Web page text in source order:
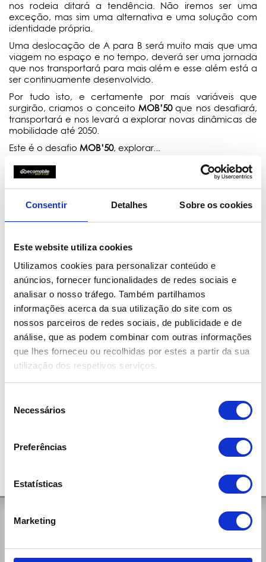
Consentir Detalhes Sobre os cookies
Este website utiliza cookies
Utilizamos cookies para personalizar conteúdo e
anúncios, fornecer funcionalidades de redes sociais e
analisar o nosso tráfego. Também partilhamos
informações acerca da sua utilização do site com os
nossos parceiros de redes sociais, de publicidade e de
análise, que as podem combinar com outras informações
que lhes forneceu ou recolhidas por estes a partir da sua
utilização dos respetivos serviços.
Necessários
Preferências
Estatísticas
Marketing
nos rodeia ditará a tendência. Não iremos ser uma
exceção, mas sim uma alternativa e uma solução com
identidade própria.
Uma deslocação de A para B será muito mais que uma
viagem no espaço e no tempo, deverá ser uma jornada
que nos transportará para mais além e esse além está a
ser continuamente desenvolvido.
Por tudo isto, e certamente por mais variáveis que
surgirão, criamos o conceitoMOB’50que nos desafiará,
transportará e nos levará a explorar novas dinâmicas de
mobilidade até 2050.
Este é o desafio MOB’50, explorar...
“Eu não sei o que o amanhã trará.”
Fernando Pessoa
Contactos Gerais
Rua da Aldeia, 375
4535-279 Paços de Brandão Vfr